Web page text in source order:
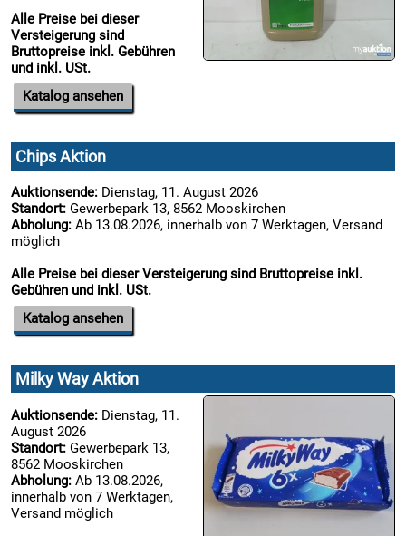
19.08:
19.08:

20.08:
20.08:
20.08:
Alle Preise bei dieser
Versteigerung sind
Bruttopreise inkl. Gebühren
und inkl. USt.
Katalog ansehen
Chips Aktion
Auktionsende: Dienstag, 11. August 2026
Standort: Gewerbepark 13, 8562 Mooskirchen
Abholung: Ab 13.08.2026, innerhalb von 7 Werktagen, Versand
möglich
Alle Preise bei dieser Versteigerung sind Bruttopreise inkl.
Gebühren und inkl. USt.
Katalog ansehen
Milky Way Aktion
Auktionsende: Dienstag, 11.
August 2026
Standort: Gewerbepark 13,
8562 Mooskirchen
Abholung: Ab 13.08.2026,
innerhalb von 7 Werktagen,
Versand möglich